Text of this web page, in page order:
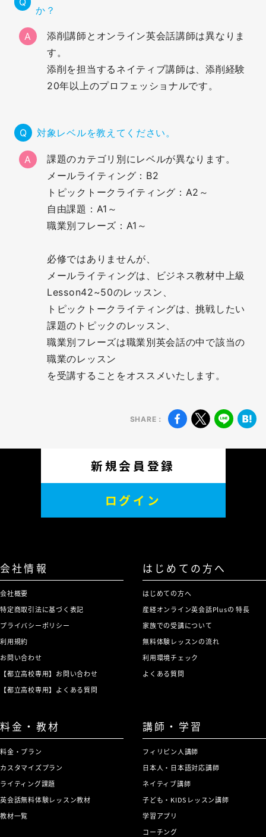
か？
A
添削講師とオンライン英会話講師は異なりま
す。
添削を担当するネイティブ講師は、添削経験
20年以上のプロフェッショナルです。
対象レベルを教えてください。
A
課題のカテゴリ別にレベルが異なります。
メールライティング：B2
トピックトークライティング：A2～
自由課題：A1～
職業別フレーズ：A1～
必修ではありませんが、
メールライティングは、ビジネス教材中上級
Lesson42~50のレッスン、
トピックトークライティングは、挑戦したい
課題のトピックのレッスン、
職業別フレーズは職業別英会話の中で該当の
職業のレッスン
を受講することをオススメいたします。
SHARE：
無料
会員登録
新規会員登録
ログイン
会社情報
会社概要
特定商取引法に基づく表記
プライバシーポリシー
利用規約
お問い合わせ
【都立高校専用】お問い合わせ
【都立高校専用】よくある質問
はじめての方へ
はじめての方へ
産経オンライン英会話Plusの 特長
家族での受講について
無料体験レッスンの流れ
利用環境チェック
よくある質問
料金・教材
料金・プラン
カスタマイズプラン
ライティング課題
英会話無料体験レッスン教材
教材一覧
講師・学習
フィリピン人講師
日本人・日本語対応講師
ネイティブ講師
子ども・KIDSレッスン講師
学習アプリ
コーチング